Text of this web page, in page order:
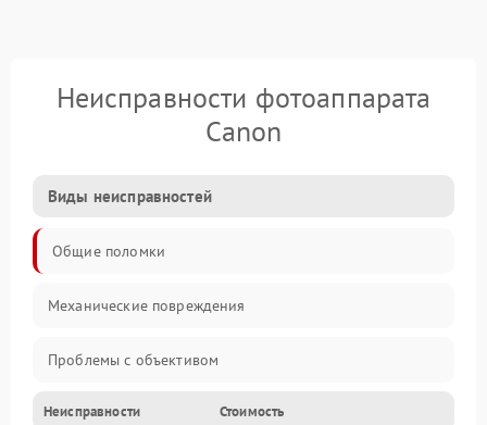
Неисправности фотоаппарата
Canon
Виды неисправностей
Общие поломки
Механические повреждения
Проблемы с объективом
Электронные ошибки
Неисправности Стоимость